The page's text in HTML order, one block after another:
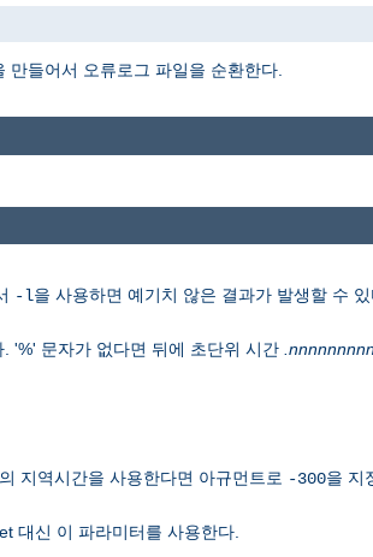
만들어서 오류로그 파일을 순환한다.
-l을 사용하면 예기치 않은 결과가 발생할 수 있
'%' 문자가 없다면 뒤에 초단위 시간
지역시간을 사용한다면 아규먼트로 -300을 지
대신 이 파라미터를 사용한다.